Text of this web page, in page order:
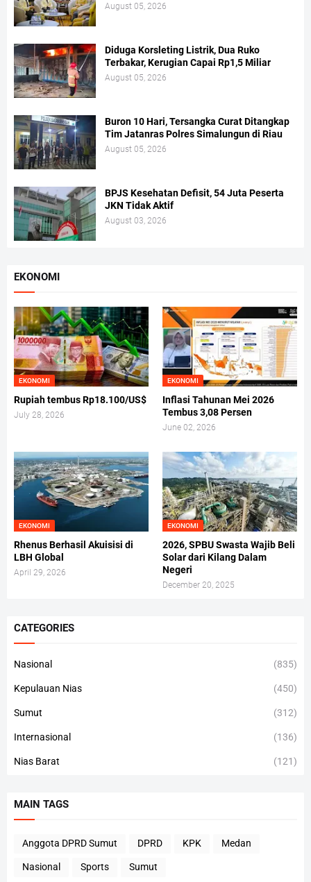
August 05, 2026
Diduga Korsleting Listrik, Dua Ruko
Terbakar, Kerugian Capai Rp1,5 Miliar
August 05, 2026
Buron 10 Hari, Tersangka Curat Ditangkap
Tim Jatanras Polres Simalungun di Riau
August 05, 2026
BPJS Kesehatan Defisit, 54 Juta Peserta
JKN Tidak Aktif
August 03, 2026
EKONOMI
EKONOMI
Rupiah tembus Rp18.100/US$
July 28, 2026
EKONOMI
Inflasi Tahunan Mei 2026
Tembus 3,08 Persen
June 02, 2026
EKONOMI
Rhenus Berhasil Akuisisi di
LBH Global
April 29, 2026
EKONOMI
2026, SPBU Swasta Wajib Beli
Solar dari Kilang Dalam
Negeri
December 20, 2025
CATEGORIES
Nasional (835)
Kepulauan Nias (450)
Sumut (312)
Internasional (136)
Nias Barat (121)
MAIN TAGS
Anggota DPRD Sumut DPRD KPK Medan
Nasional Sports Sumut